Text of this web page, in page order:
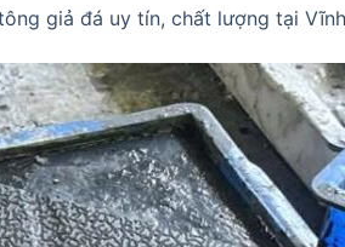
giả đá uy tín, chất lượng tại